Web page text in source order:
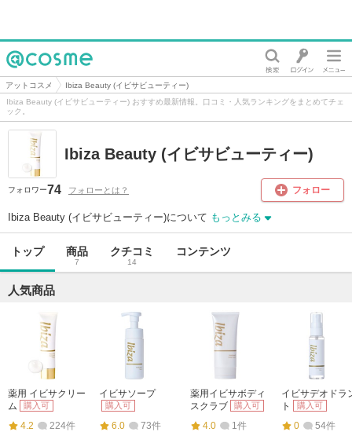
@cosme
アットコスメ
Ibiza Beauty (イビサビューティー)
Ibiza Beauty (イビサビューティー) おすすめ最新情報。口コミ・人気ランキングをまとめてチェ
ック。
Ibiza Beauty (イビサビューティー)
フォロワー74 フォローとは？ フォロー
Ibiza Beauty (イビサビューティー)について もっとみる
トップ 商品
7
クチコミ
14
コンテンツ
人気商品
薬用 イビサクリー
ム
購入可
4.2 224件
イビサソープ
購入可
6.0 73件
薬用イビサボディ
スクラブ
購入可
4.0 1件
イビサデオドラ
ト
購入可
0 54件